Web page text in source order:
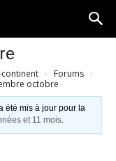
continent › Forums ›
octobre
été mis à jour pour la
et 11 mois.